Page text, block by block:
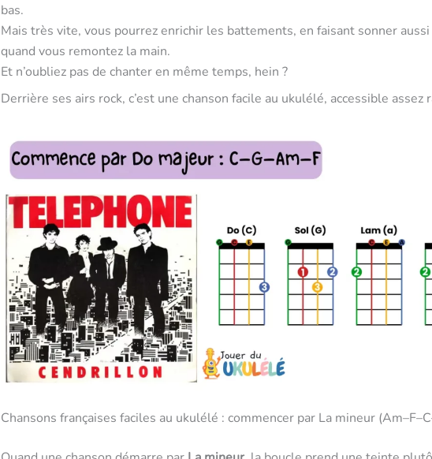
bas.
Mais très vite, vous pourrez enrichir les battements, en faisant sonner
quand vous remontez la main.
Et n’oubliez pas de chanter en même temps, hein ?
Derrière ses airs rock, c’est une chanson facile au ukulélé, accessible assez
Chansons françaises faciles au ukulélé : commencer par La mineur